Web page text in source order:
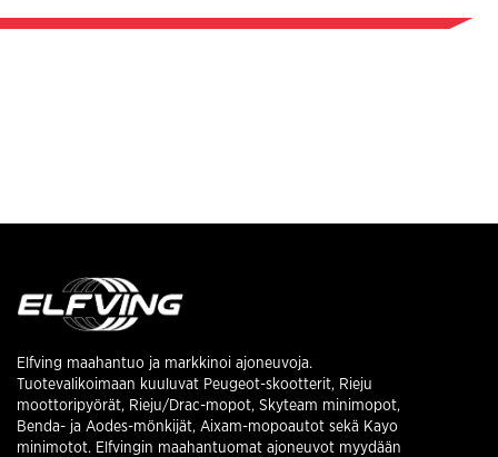
Elfving maahantuo ja markkinoi ajoneuvoja.
Tuotevalikoimaan kuuluvat Peugeot-skootterit, Rieju
moottoripyörät, Rieju/Drac-mopot, Skyteam minimopot,
Benda- ja Aodes-mönkijät, Aixam-mopoautot sekä Kayo
minimotot. Elfvingin maahantuomat ajoneuvot myydään